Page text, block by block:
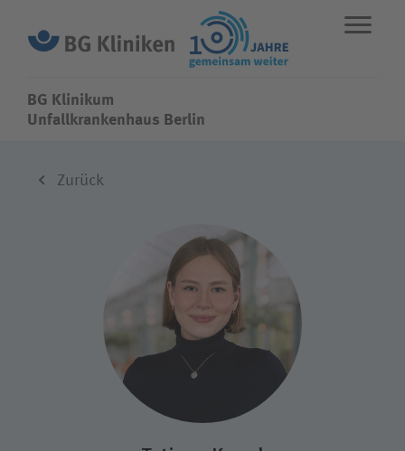
BG Klinikum
BG Klinikum
Unfallkrankenhaus Berlin
Zurück